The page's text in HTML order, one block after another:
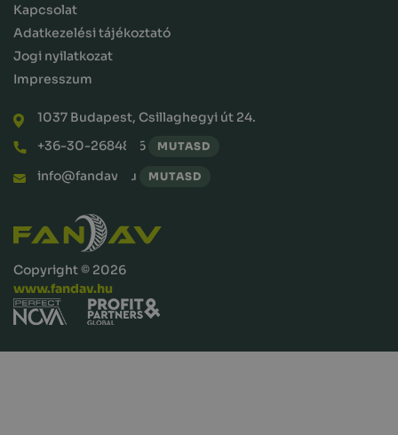
Kapcsolat
Adatkezelési tájékoztató
Jogi nyilatkozat
Impresszum
1037 Budapest, Csillaghegyi út 24.
+36-30-2684876
MUTASD
info@fandav.hu MUTASD
Copyright © 2026
www.fandav.hu